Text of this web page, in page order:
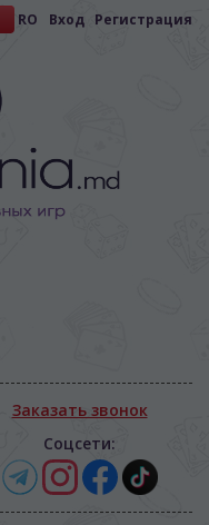
RO Вход Регистрация
Заказать звонок
Соцсети: